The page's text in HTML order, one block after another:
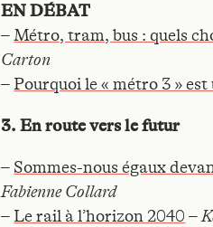
EN DÉBAT
–Métro, tram, bus : quels
Carton
–Pourquoi le « métro 3 » est
3. En route vers le futur
– Sommes-nous égaux
Fabienne Collard
–Le rail à l’horizon 2040 –